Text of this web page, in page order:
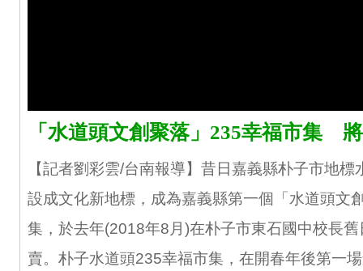
「水道頭文創聚落」235幸福市集
【記者劉彩雲/台南報導】昔日嘉義縣朴子市地
設成文化新地標，成為嘉義縣第一個「水道頭文
集，於去年(2018年8月)在朴子市東石國中校長
賣。朴子水道頭235幸福市集，在開春年後第一